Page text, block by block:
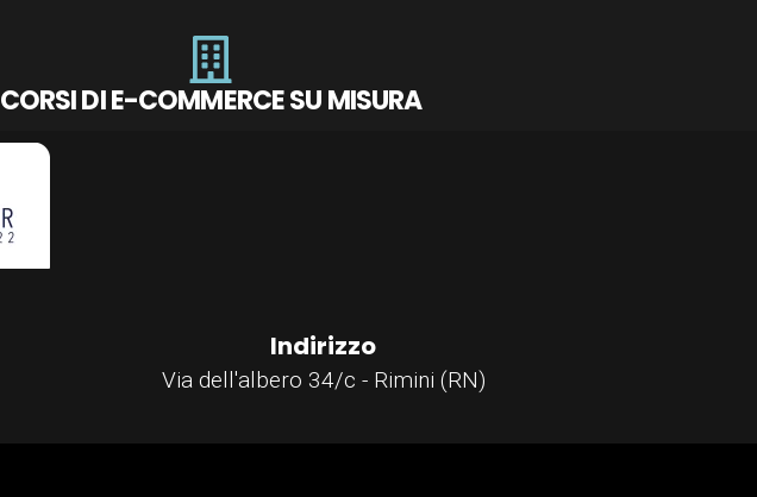
CORSI DI E-COMMERCE SU MISURA
Indirizzo
Via dell'albero 34/c - Rimini (RN)